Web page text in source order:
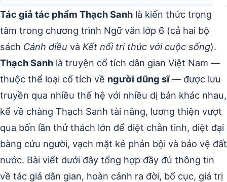
Tác giả tác phẩm Thạch Sanh là kiến thức trọng
tâm trong chương trình Ngữ văn lớp 6 (cả hai bộ
sách Cánh diều và Kết nối tri thức với cuộc sống).
Thạch Sanh là truyện cổ tích dân gian Việt Nam —
thuộc thể loại cổ tích về người dũng sĩ— được lưu
truyền qua nhiều thế hệ với nhiều dị bản khác nhau,
kể về chàng Thạch Sanh tài năng, lương thiện vượt
qua bốn lần thử thách lớn để diệt chằn tinh, diệt đại
bàng cứu người, vạch mặt kẻ phản bội và bảo vệ đất
nước. Bài viết dưới đây tổng hợp đầy đủ thông tin
về tác giả dân gian, hoàn cảnh ra đời, bố cục, giá trị